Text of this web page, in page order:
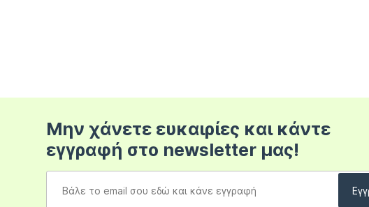
Μην χάνετε ευκαιρίες και κάντε
εγγραφή στο newsletter μας!